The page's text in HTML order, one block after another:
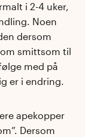
i 2-4 uker,
Noen
dersom
smittsom til
med på
er i endring.
apekopper
Dersom